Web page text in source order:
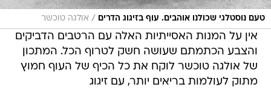
טעם נוסטלגי שכולנו אוהבים. עוף בזיגוג הדרים / אולגה טוכשר
אין על המנות האסייתיות האלה עם הרטבים הדביקים
והצבע הכתמתם שעושה חשק לטרוף הכל. המתכון
של אולגה טוכשר לוקח את כל הכיף של העוף חמוץ
מתוק לעולמות בריאים יותר, עם זיגוג